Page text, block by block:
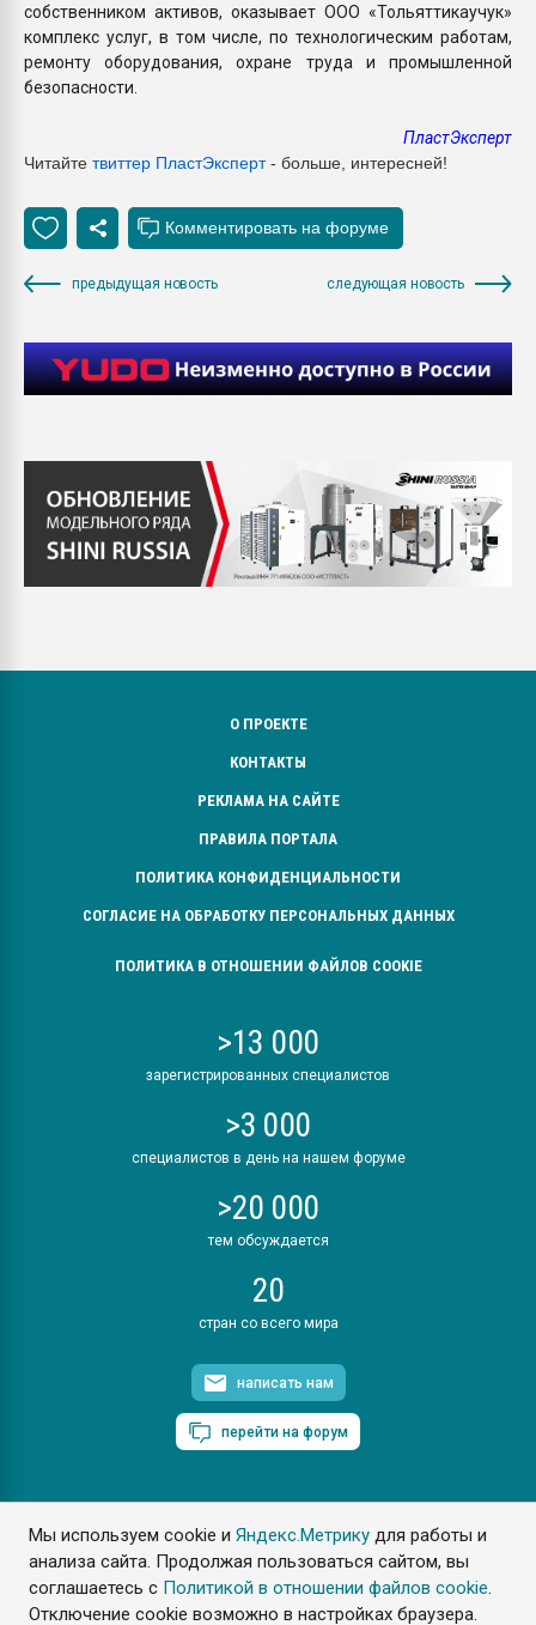
Мы используем cookie иЯндекс.Метрику для работы и
анализа сайта. Продолжая пользоваться сайтом, вы
соглашаетесь с Политикой в отношении файлов cookie.
Отключение cookie возможно в настройках браузера.
собственником активов, оказывает ООО «Тольяттикаучук»
комплекс услуг, в том числе, по технологическим работам,
ремонту оборудования, охране труда и промышленной
безопасности.
ПластЭксперт
Читайте твиттер ПластЭксперт- больше, интересней!
предыдущая новость следующая новость
О ПРОЕКТЕ
КОНТАКТЫ
РЕКЛАМА НА САЙТЕ
ПРАВИЛА ПОРТАЛА
ПОЛИТИКА КОНФИДЕНЦИАЛЬНОСТИ
СОГЛАСИЕ НА ОБРАБОТКУ ПЕРСОНАЛЬНЫХ ДАННЫХ
ПОЛИТИКА В ОТНОШЕНИИ ФАЙЛОВ COOKIE
>13 000
зарегистрированных специалистов
>3 000
специалистов в день на нашем форуме
>20 000
тем обсуждается
20
стран со всего мира
написать нам
перейти на форум
ПластЭксперт © 2006. Все права защищены
Разрешается копирование материалов сайта с обязательной
ссылкой на www.e-plastic.ru
Разработка сайта